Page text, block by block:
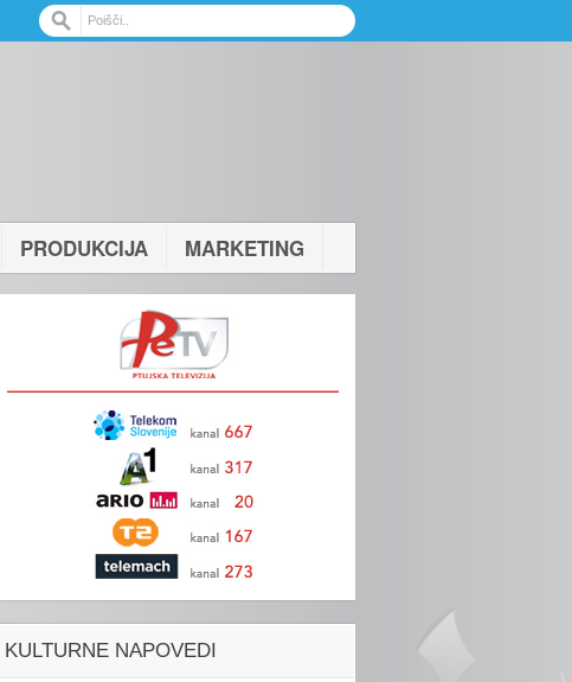
PRODUKCIJA MARKETING
KULTURNE NAPOVEDI